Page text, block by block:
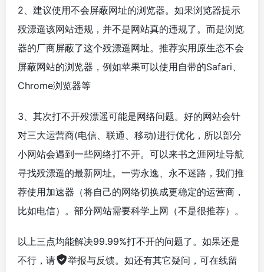
2、建议使用不会屏蔽网址的浏览器。如果浏览器提示
殁漂遥该网站违规，并不是网站真的违规了。而是浏览
器的厂商屏蔽了这个殁漂遥网址。推荐实用原生态不会
屏蔽网站的浏览器，例如苹果可以使用自带的Safari、
Chrome浏览器等
3、其次打不开殁漂遥可能是网络问题。好的网站会针
对三大运营商(电信、联通、移动)进行优化，所以部分
小网站会遇到一些网络打不开。可以来书之涯网址导航
寻找殁漂遥的最新网址。一劳永逸、永不迷路，我们推
荐使用加速器（将自己的网络切换成更稳定的运营商，
比如电信）。部分网站需要科学上网（不是很推荐）。
以上三点均能解决99.99%打不开的问题了。如果还是
不行，请
举报与反馈。如还有其它疑问，可在线留